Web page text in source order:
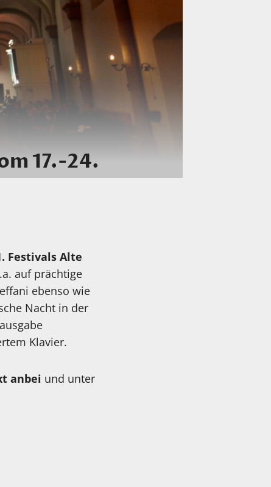
17.-24.
Festivals Alte
auf prächtige
ebenso wie
Nacht in der
Klavier.
anbei und unter